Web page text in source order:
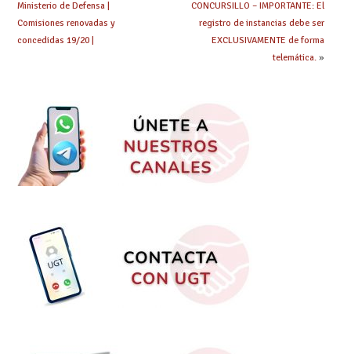
Ministerio de Defensa |
Comisiones renovadas y
concedidas 19/20 |
CONCURSILLO – IMPORTANTE: El
registro de instancias debe ser
EXCLUSIVAMENTE de forma
telemática.»